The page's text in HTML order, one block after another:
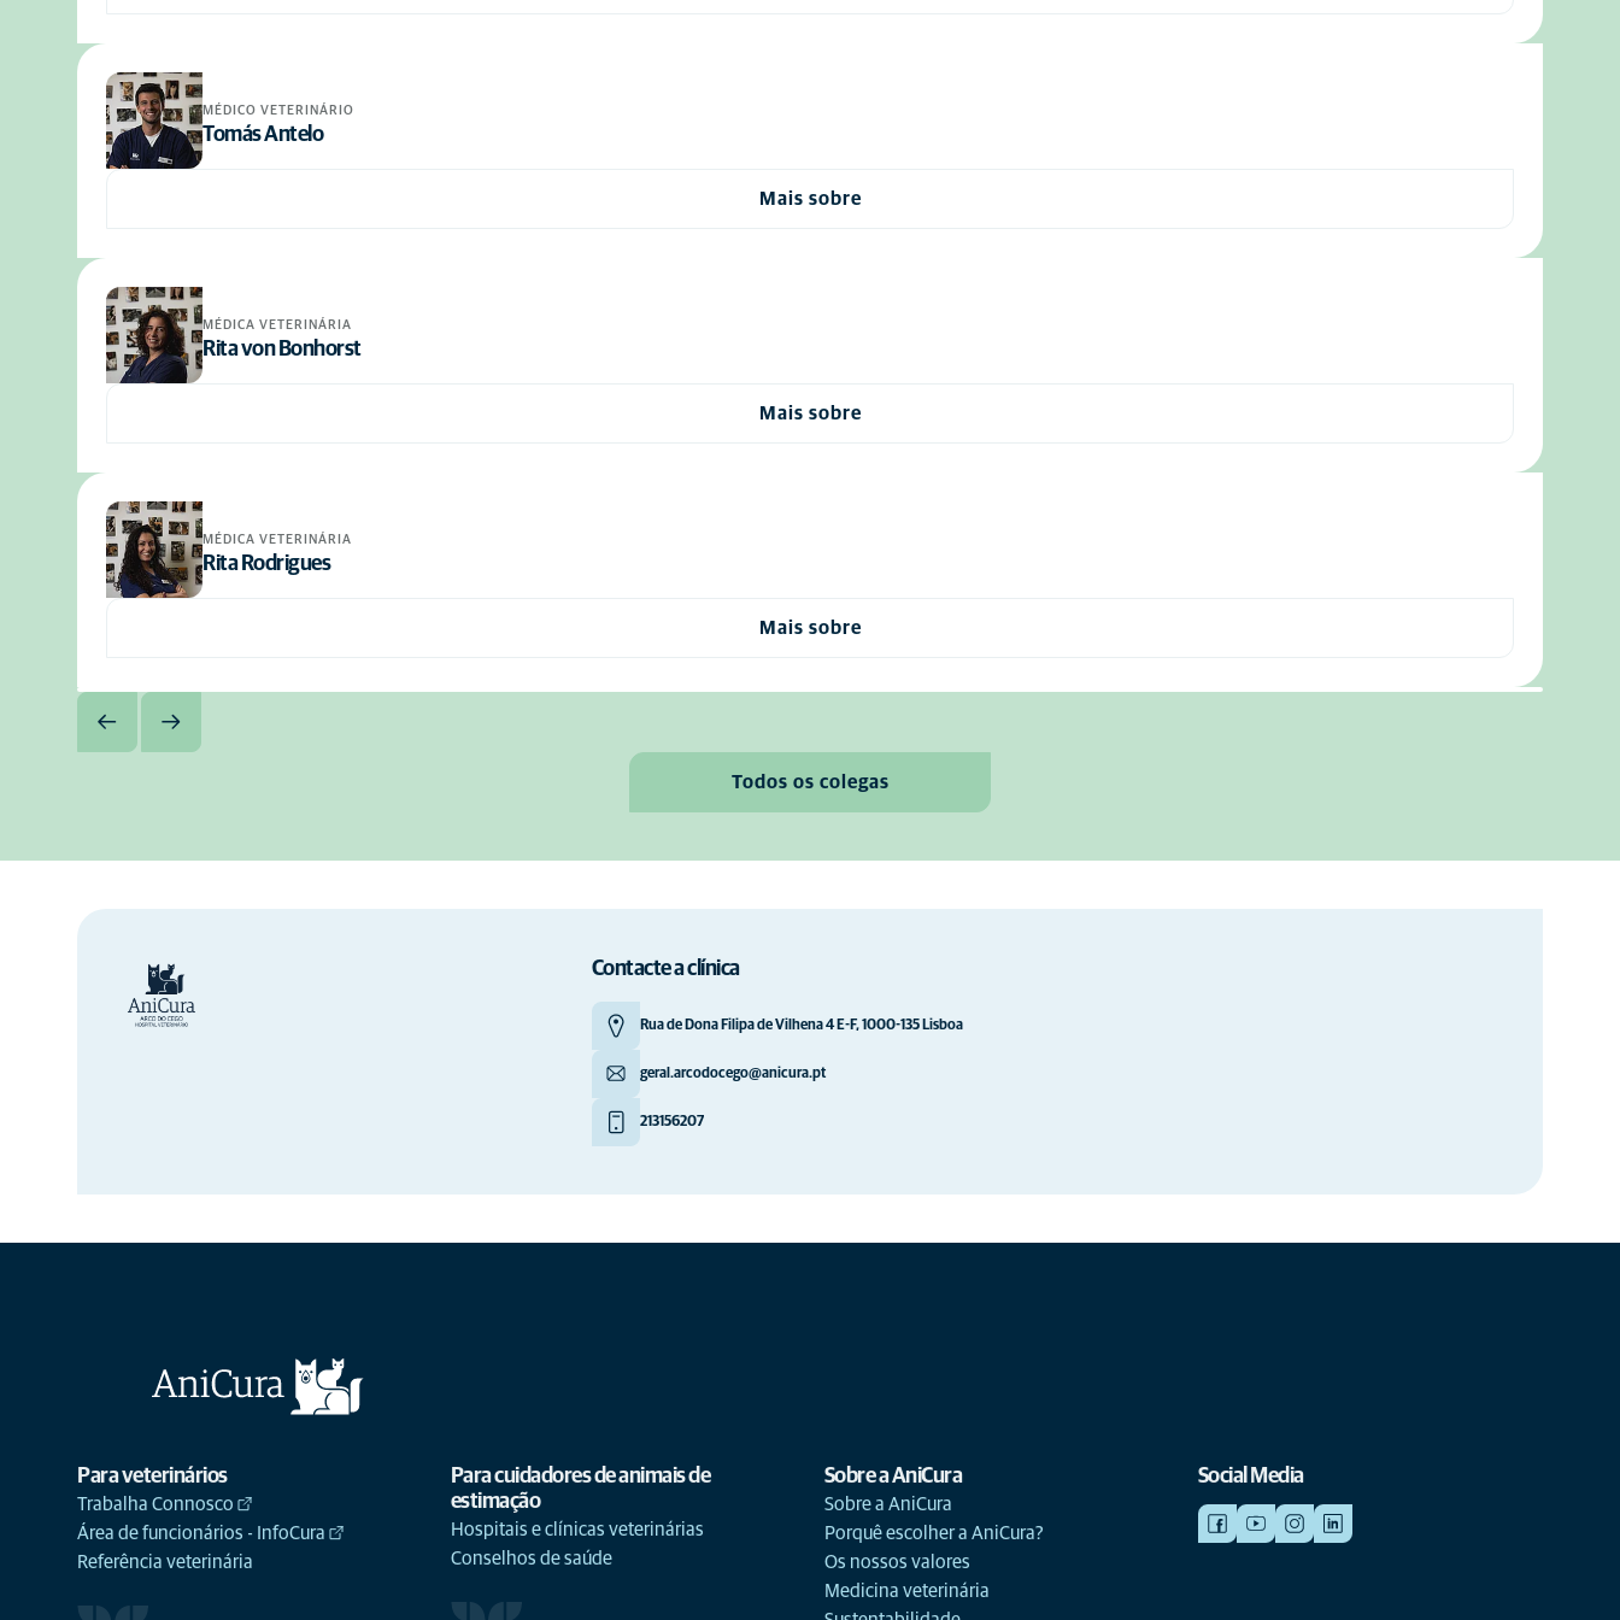
MÉDICO VETERINÁRIO
Tomás Antelo
Mais sobre
MÉDICA VETERINÁRIA
Rita von Bonhorst
Mais sobre
MÉDICA VETERINÁRIA
Rita Rodrigues
Mais sobre
Todos os colegas
Contacte a clínica
Rua de Dona Filipa de Vilhena 4 E-F, 1000-135 Lisboa
geral.arcodocego@anicura.pt
213156207
Para veterinários
Trabalha Connosco
Área de funcionários - InfoCura
Referência veterinária
Para cuidadores de animais de
estimação
Hospitais e clínicas veterinárias
Conselhos de saúde
Sobre a AniCura
Sobre a AniCura
Porquê escolher a AniCura?
Os nossos valores
Medicina veterinária
Social Media